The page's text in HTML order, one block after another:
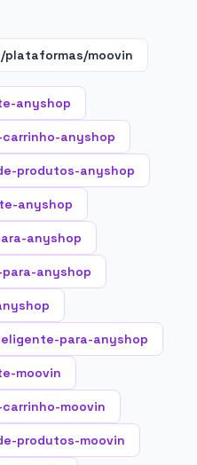
/plataformas/moovin
anyshop
anyshop
produtos-anyshop
anyshop
anyshop
anyshop
para-anyshop
moovin
moovin
produtos-moovin